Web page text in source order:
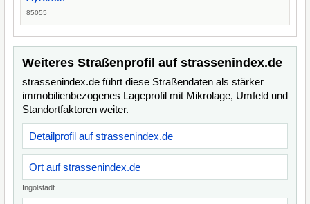
85055
Weiteres Straßenprofil auf strassenindex.de
strassenindex.de führt diese Straßendaten als stärker
immobilienbezogenes Lageprofil mit Mikrolage, Umfeld und
Standortfaktoren weiter.
Detailprofil auf strassenindex.de
Ort auf strassenindex.de
Ingolstadt